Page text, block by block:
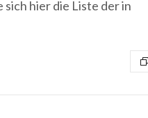
sich hier die Liste der in